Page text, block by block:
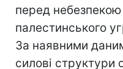
перед небезпекою
палестинського
За наявними
силові структури